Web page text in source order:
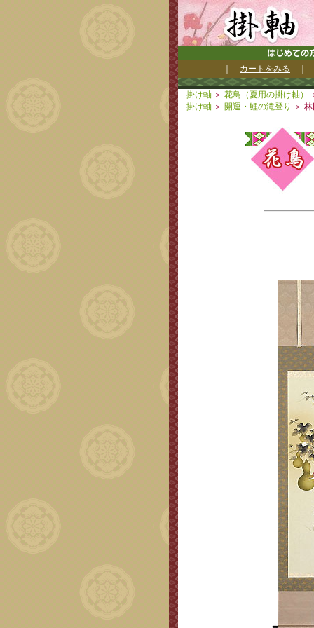
カートをみる
掛け軸 ＞ 花鳥（夏用の掛け軸）
掛け軸 ＞ 開運・鯉の滝登り ＞